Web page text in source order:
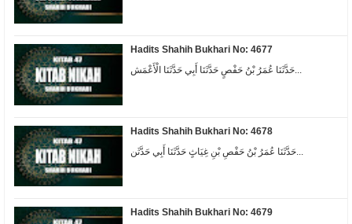
Hadits Shahih Bukhari No: 4677
Hadits Shahih Bukhari No: 4678
Hadits Shahih Bukhari No: 4679